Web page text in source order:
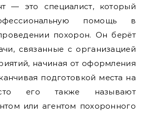
— это специалист, который
помощь в
похорон. Он берёт
связанные с организацией
начиная от оформления
подготовкой места на
его также называют
или агентом похоронного